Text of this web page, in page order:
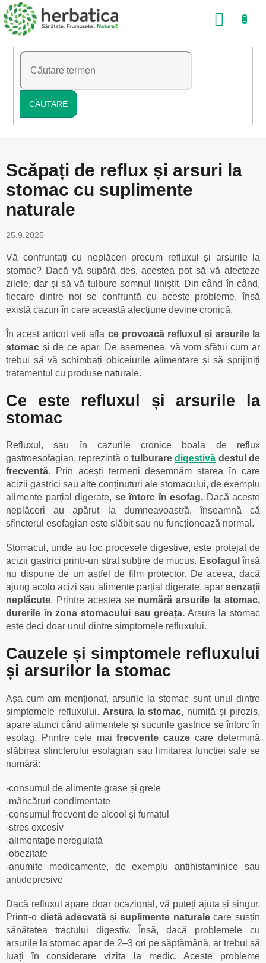
Treci
la
conținut
CĂUTARE
COŞ
Scăpați de reflux și arsuri la
stomac cu suplimente
naturale
25.9.2025
Vă confruntați cu neplăceri precum refluxul și arsurile la
stomac? Dacă vă supără des, acestea pot să vă afecteze
zilele, dar și să vă tulbure somnul liniștit. Din când în când,
fiecare dintre noi se confruntă cu aceste probleme, însă
există cazuri în care această afecțiune devine cronică.
În acest articol veți afla ce provoacă refluxul și arsurile la
stomac și de ce apar. De asemenea, vă vom sfătui cum ar
trebui să vă schimbați obiceiurile alimentare și să sprijiniți
tratamentul cu produse naturale.
Ce este refluxul și arsurile la
stomac
Refluxul, sau în cazurile cronice boala de reflux
gastroesofagian, reprezintă o tulburaredigestivă destul de
frecventă.
Prin acești termeni desemnăm starea în care
acizii gastrici sau alte conținuturi ale stomacului, de exemplu
alimente parțial digerate, se întorc în esofag. Dacă aceste
neplăceri au apărut la dumneavoastră, înseamnă că
sfincterul esofagian este slăbit sau nu funcționează normal.
Stomacul, unde au loc procesele digestive, este protejat de
acizii gastrici printr-un strat subțire de mucus. Esofagul însă
nu dispune de un astfel de film protector. De aceea, dacă
ajung acolo acizi sau alimente parțial digerate, apar senzații
neplăcute. Printre acestea se numără arsurile la stomac,
durerile în zona stomacului sau greața. Arsura la stomac
este deci doar unul dintre simptomele refluxului.
Cauzele și simptomele refluxului
și arsurilor la stomac
Așa cum am menționat, arsurile la stomac sunt unul dintre
simptomele refluxului. Arsura la stomac, numită și pirozis,
apare atunci când alimentele și sucurile gastrice se întorc în
esofag. Printre cele maifrecvente cauze care determină
slăbirea sfincterului esofagian sau limitarea funcției sale se
numără:
-consumul de alimente grase și grele
-mâncăruri condimentate
-consumul frecvent de alcool și fumatul
-stres excesiv
-alimentație neregulată
-obezitate
-anumite medicamente, de exemplu antihistaminice sau
antidepresive
Dacă refluxul apare doar ocazional, vă puteți ajuta și singur.
Printr-o dietă adecvată șisuplimente naturalecare susțin
sănătatea tractului digestiv. Însă, dacă problemele cu
arsurile la stomac apar de 2–3 ori pe săptămână, ar trebui să
luați în considerare vizita la medic. Aceste probleme